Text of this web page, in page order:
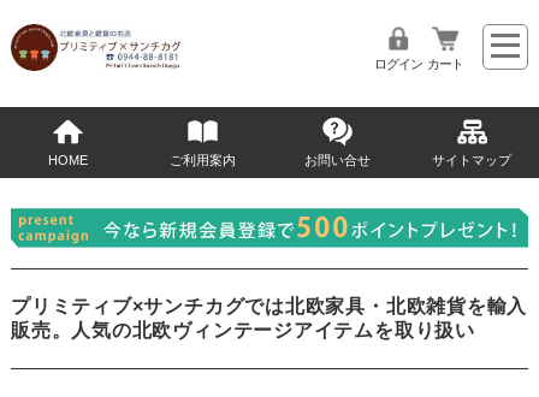
ログイン カート
HOME ご利用案内 お問い合せ サイトマップ
プリミティブ×サンチカグでは北欧家具・北欧雑貨を輸入
販売。人気の北欧ヴィンテージアイテムを取り扱い